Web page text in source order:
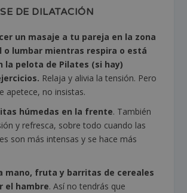
DE DILATACIÓN
un masaje a tu pareja en la zona
o lumbar mientras respira o está
la pelota de Pilates (si hay)
Relaja y alivia la tensión. Pero
apetece, no insistas.
húmedas en la frente. También
y refresca, sobre todo cuando las
son más intensas y se hace más
mano, fruta y barritas de cereales
el hambre. Así no tendrás que